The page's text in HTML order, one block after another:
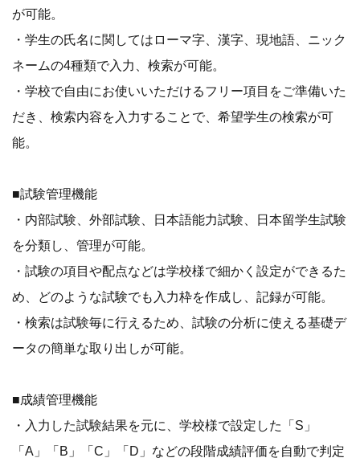
が可能。
・学生の氏名に関してはローマ字、漢字、現地語、ニック
ネームの4種類で入力、検索が可能。
・学校で自由にお使いいただけるフリー項目をご準備いた
だき、検索内容を入力することで、希望学生の検索が可
能。
■試験管理機能
・内部試験、外部試験、日本語能力試験、日本留学生試験
を分類し、管理が可能。
・試験の項目や配点などは学校様で細かく設定ができるた
め、どのような試験でも入力枠を作成し、記録が可能。
・検索は試験毎に行えるため、試験の分析に使える基礎デ
ータの簡単な取り出しが可能。
■成績管理機能
・入力した試験結果を元に、学校様で設定した「S」
「A」「B」「C」「D」などの段階成績評価を自動で判定